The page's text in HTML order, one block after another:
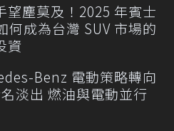
望塵莫及！2025 年賓士
何成為台灣 SUV 市場的
資
Benz 電動策略轉向
淡出 燃油與電動並行